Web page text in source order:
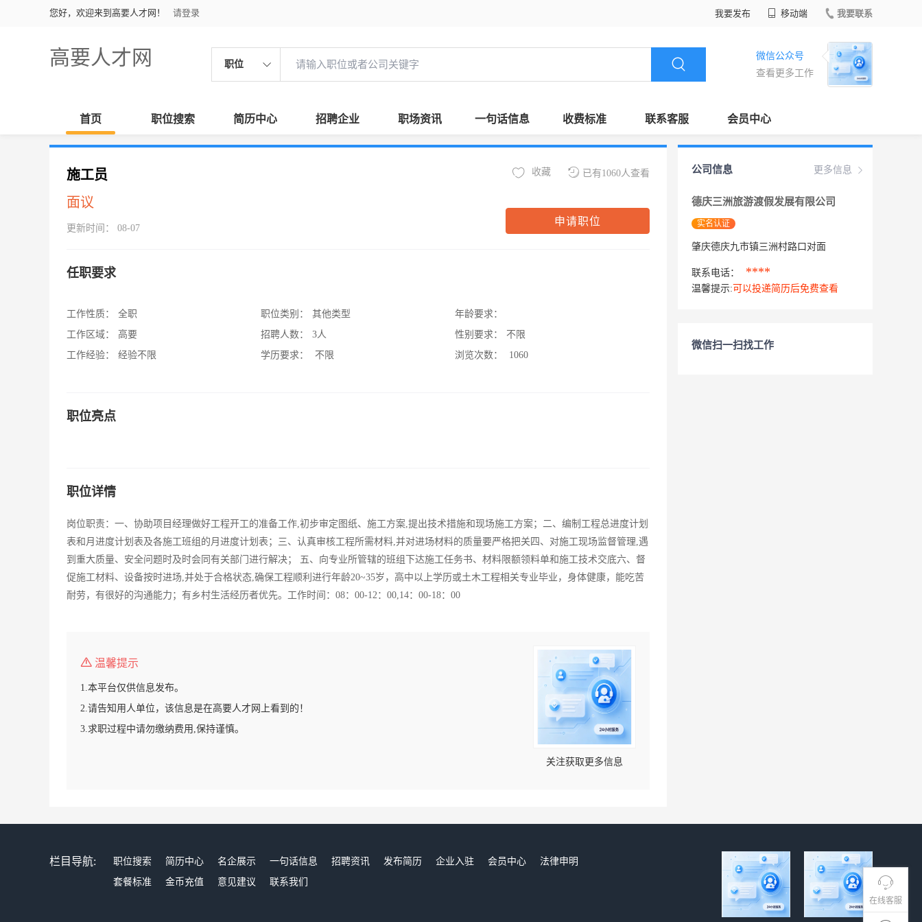
您好，欢迎来到高要人才网！ 请登录 我要发布 移动端 我要联系
高要人才网 职位
微信公众号
查看更多工作
首页 职位搜索 简历中心 招聘企业 职场资讯 一句话信息 收费标准 联系客服 会员中心
在线客服
施工员
面议
更新时间： 08-07
已有1060人查看
收藏
申请职位
任职要求
工作性质：
全职
工作区域：
高要
工作经验：
经验不限
职位类别：
其他类型
招聘人数：
3人
学历要求：
不限
年龄要求：
性别要求：
不限
浏览次数：
1060
职位亮点
职位详情
岗位职责：一、协助项目经理做好工程开工的准备工作,初步审定图纸、施工方案,提出技术措施和现场施工方案；二、编制工程总进度计划
表和月进度计划表及各施工班组的月进度计划表；三、认真审核工程所需材料,并对进场材料的质量要严格把关四、对施工现场监督管理,遇
到重大质量、安全问题时及时会同有关部门进行解决； 五、向专业所管辖的班组下达施工任务书、材料限额领料单和施工技术交底六、督
促施工材料、设备按时进场,并处于合格状态,确保工程顺利进行年龄20~35岁，高中以上学历或土木工程相关专业毕业，身体健康，能吃苦
耐劳，有很好的沟通能力；有乡村生活经历者优先。工作时间：08：00-12：00,14：00-18：00
温馨提示
1.本平台仅供信息发布。
2.请告知用人单位，该信息是在高要人才网上看到的！
3.求职过程中请勿缴纳费用,保持谨慎。
关注获取更多信息
更多信息
公司信息
德庆三洲旅游渡假发展有限公司
实名认证
肇庆德庆九市镇三洲村路口对面
联系电话： ****
温馨提示: 可以投递简历后免费查看
微信扫一扫找工作
栏目导航: 职位搜索 简历中心 名企展示 一句话信息 招聘资讯 发布简历 企业入驻 会员中心
法律申明
套餐标准
金币充值 意见建议 联系我们